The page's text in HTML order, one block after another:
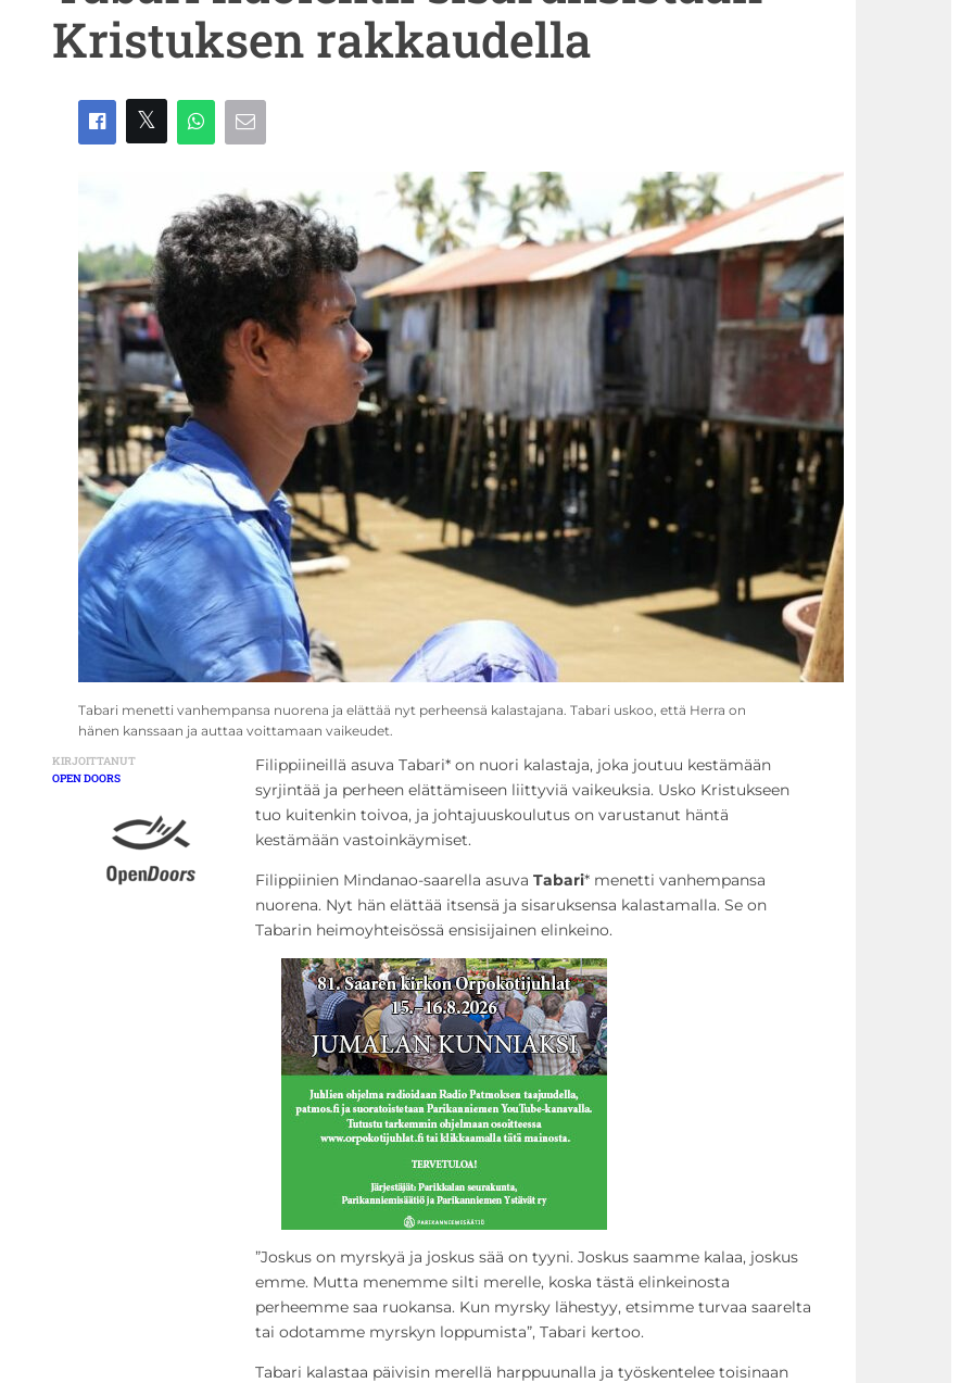
Kristuksen rakkaudella
Tabari menetti vanhempansa nuorena ja elättää nyt perheensä kalastajana. Tabari uskoo, että Herra on
hänen kanssaan ja auttaa voittamaan vaikeudet.
KIRJOITTANUT
OPEN DOORS
Filippiineillä asuva Tabari* on nuori kalastaja, joka joutuu kestämään
syrjintää ja perheen elättämiseen liittyviä vaikeuksia. Usko Kristukseen
tuo kuitenkin toivoa, ja johtajuuskoulutus on varustanut häntä
kestämään vastoinkäymiset.
Filippiinien Mindanao-saarella asuva Tabari* menetti vanhempansa
nuorena. Nyt hän elättää itsensä ja sisaruksensa kalastamalla. Se on
Tabarin heimoyhteisössä ensisijainen elinkeino.
”Joskus on myrskyä ja joskus sää on tyyni. Joskus saamme kalaa, joskus
emme. Mutta menemme silti merelle, koska tästä elinkeinosta
perheemme saa ruokansa. Kun myrsky lähestyy, etsimme turvaa saarelta
tai odotamme myrskyn loppumista”, Tabari kertoo.
Tabari kalastaa päivisin merellä harppuunalla ja työskentelee toisinaan